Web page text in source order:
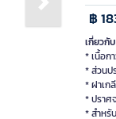
Next slide฿
เกี่ยวกั
* เนื้อก
* ส่วนป
* ฝาเก
* ปราศ
* สำหรั